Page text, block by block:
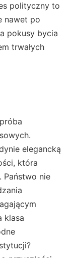
polityczny to
nawet po
pokusy bycia
trwałych
elegancką
która
Państwo nie
klasa